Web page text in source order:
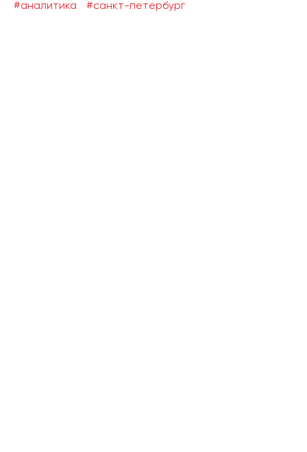
#аналитика #санкт-петербург